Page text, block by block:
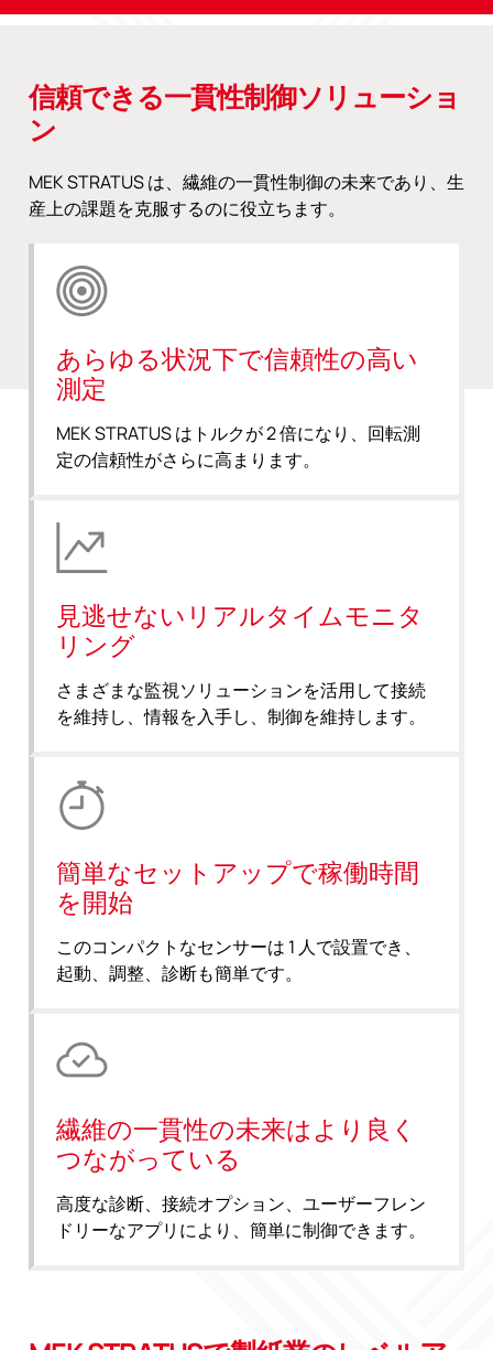
信頼できる一貫性制御ソリューショ
ン
MEK STRATUS は、繊維の一貫性制御の未来であり、生
産上の課題を克服するのに役立ちます。
あらゆる状況下で信頼性の高い
測定
MEK STRATUS はトルクが 2 倍になり、回転測
定の信頼性がさらに高まります。
見逃せないリアルタイムモニタ
リング
さまざまな監視ソリューションを活用して接続
を維持し、情報を入手し、制御を維持します。
簡単なセットアップで稼働時間
を開始
このコンパクトなセンサーは 1 人で設置でき、
起動、調整、診断も簡単です。
繊維の一貫性の未来はより良く
つながっている
高度な診断、接続オプション、ユーザーフレン
ドリーなアプリにより、簡単に制御できます。